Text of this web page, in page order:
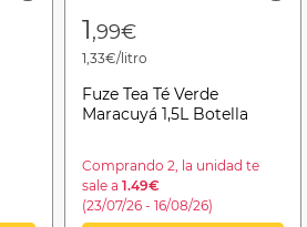
from
1,99€
1,33€/litro
Fuze Tea Té Verde
Maracuyá 1,5L Botella
Comprando 2, la unidad te
sale a 1.49€
(23/07/26 - 16/08/26)